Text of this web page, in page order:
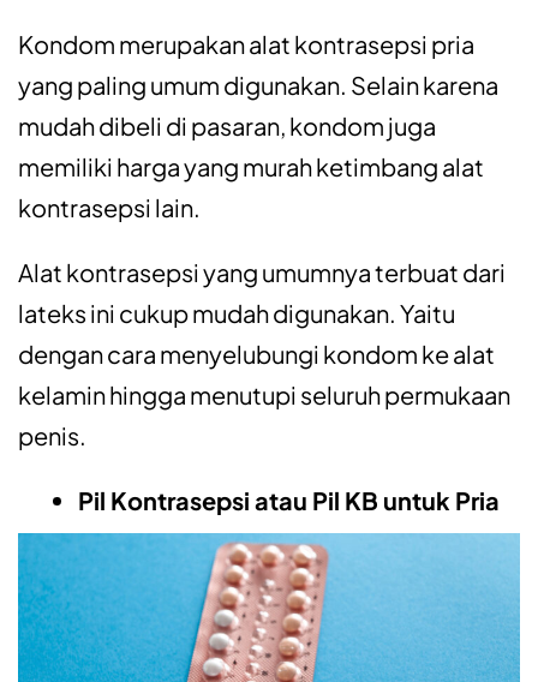
Kondom merupakan alat kontrasepsi pria
yang paling umum digunakan. Selain karena
mudah dibeli di pasaran, kondom juga
memiliki harga yang murah ketimbang alat
kontrasepsi lain.
Alat kontrasepsi yang umumnya terbuat dari
lateks ini cukup mudah digunakan. Yaitu
dengan cara menyelubungi kondom ke alat
kelamin hingga menutupi seluruh permukaan
penis.
Pil Kontrasepsi atau Pil KB untuk Pria